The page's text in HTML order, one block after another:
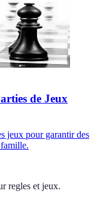
de Jeux
jeux pour garantir des
regles et jeux.